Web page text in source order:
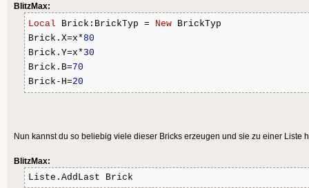
blockX[a,b] = Null
blockY[a,b] = Null
EndIf
Next
Next
BlitzMax:
Local Brick:BrickTyp = New BrickTyp
Brick.X=x*80
Brick.Y=x* 30
Brick.B=70
Brick-H=20
Nun kannst du so beliebig viele dieser Bricks erzeugen und sie zu einer Liste
BlitzMax:
Liste.AddLast Brick